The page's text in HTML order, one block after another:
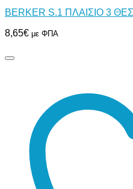
BERKER S.1 ΠΛΑΙΣΙΟ 3
8,65€ με ΦΠΑ